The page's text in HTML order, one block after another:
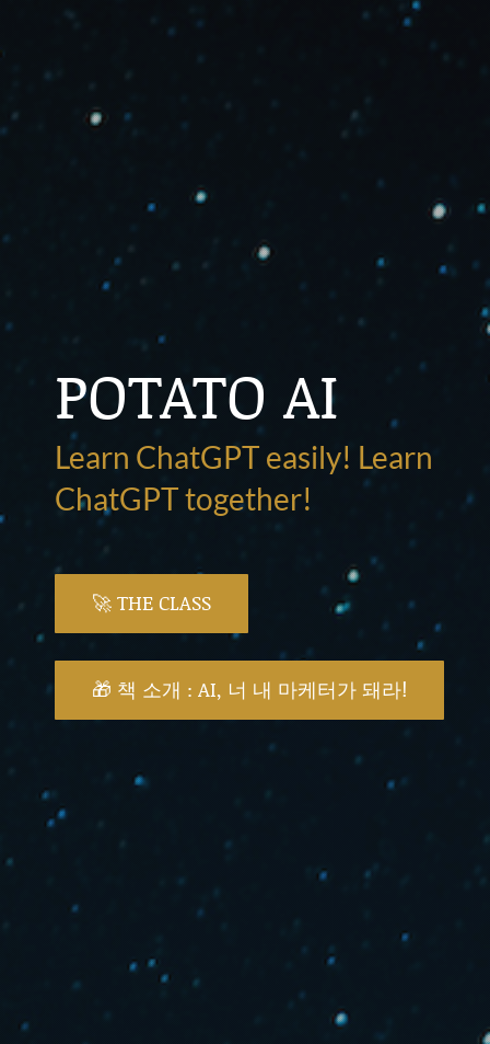
POTATO AI
Learn ChatGPT easily! Learn
ChatGPT together!
🚀 THE CLASS
🎁 책 소개 : AI, 너 내 마케터가 돼라!